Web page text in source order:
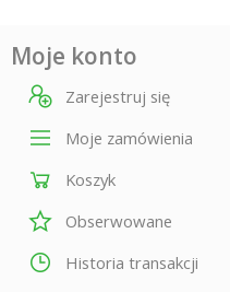
Moje konto
Zarejestruj się
Moje zamówienia
Koszyk
Obserwowane
Historia transakcji